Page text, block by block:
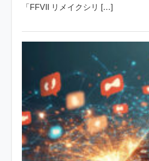
「FFVII リメイクシリ […]